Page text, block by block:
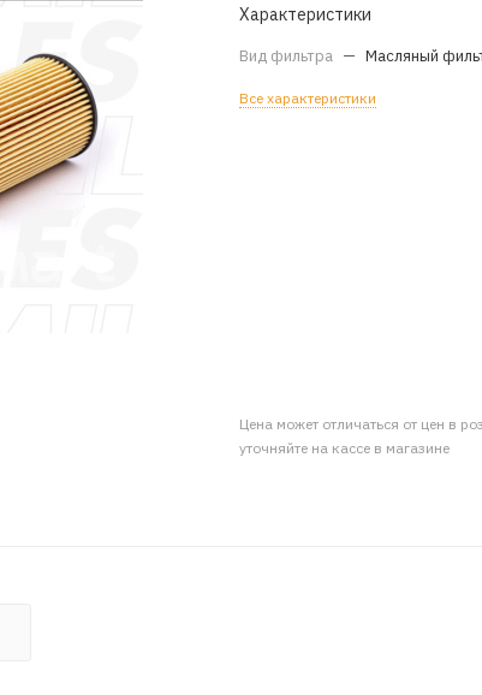
Характеристики
Вид фильтра — Масляный
Все характеристики
Цена может отличаться от цен в
уточняйте на кассе в магазине